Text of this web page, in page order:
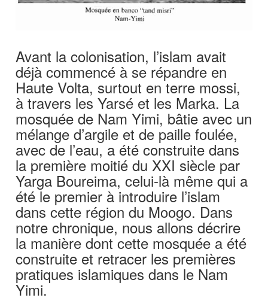
Avant la colonisation, l’islam avait
déjà commencé à se répandre en
Haute Volta, surtout en terre mossi,
à travers les Yarsé et les Marka. La
mosquée de Nam Yimi, bâtie avec un
mélange d’argile et de paille foulée,
avec de l’eau, a été construite dans
la première moitié du XXI siècle par
Yarga Boureima, celui-là même qui a
été le premier à introduire l’islam
dans cette région du Moogo. Dans
notre chronique, nous allons décrire
la manière dont cette mosquée a été
construite et retracer les premières
pratiques islamiques dans le Nam
Yimi.